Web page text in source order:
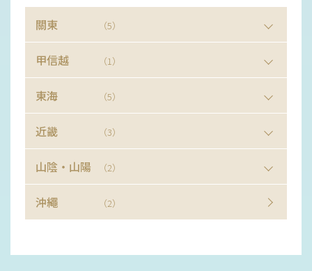
關東 （5）
甲信越 （1）
東海 （5）
近畿 （3）
山陰・山陽 （2）
沖繩 （2）